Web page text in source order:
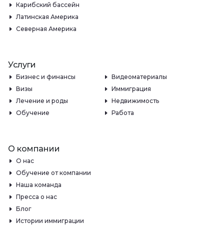
Карибский бассейн
Латинская Америка
Северная Америка
Услуги
Бизнес и финансы
Видеоматериалы
Визы
Иммиграция
Лечение и роды
Недвижимость
Обучение
Работа
О компании
О нас
Обучение от компании
Наша команда
Пресса о нас
Блог
Истории иммиграции